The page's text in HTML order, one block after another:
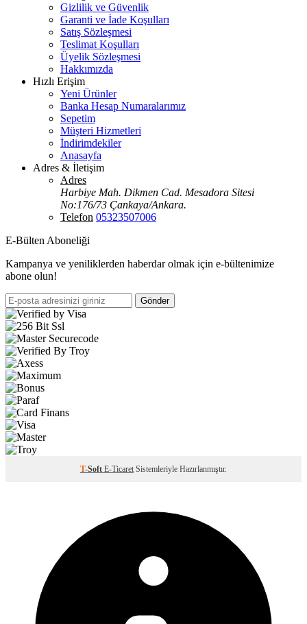
Gizlilik ve Güvenlik
Garanti ve İade Koşulları
Satış Sözleşmesi
Teslimat Koşulları
Üyelik Sözleşmesi
Hakkımızda
Hızlı Erişim
Yeni Ürünler
Banka Hesap Numaralarımız
Sepetim
Müşteri Hizmetleri
İndirimdekiler
Anasayfa
Adres & İletişim
Adres
Harbiye Mah. Dikmen Cad. Mesadora Sitesi
No:176/73 Çankaya/Ankara.
Telefon 05323507006
E-Bülten Aboneliği
Kampanya ve yeniliklerden haberdar olmak için e-bültenimize
abone olun!
Gönder
T-Soft E-Ticaret Sistemleriyle Hazırlanmıştır.